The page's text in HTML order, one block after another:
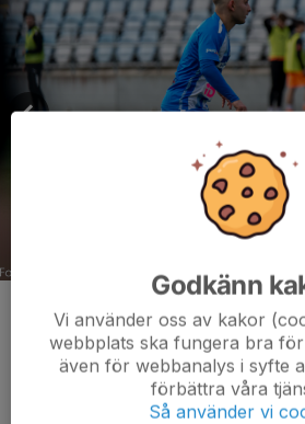
Kommentarer
Godkänn
Vi använder oss av kakor
webbplats ska fungera bra för
även för webbanalys i syfte
förbättra våra
Så använder vi